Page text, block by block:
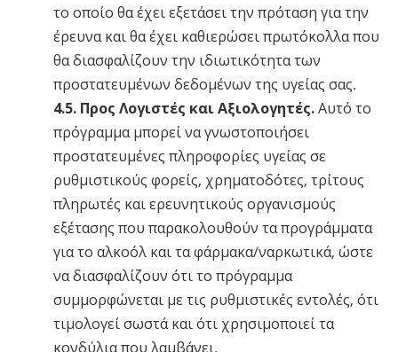
το οποίο θα έχει εξετάσει την πρόταση για την
έρευνα και θα έχει καθιερώσει πρωτόκολλα που
θα διασφαλίζουν την ιδιωτικότητα των
προστατευμένων δεδομένων της υγείας σας.
4.5. Προς Λογιστές και Αξιολογητές.Αυτό το
πρόγραμμα μπορεί να γνωστοποιήσει
προστατευμένες πληροφορίες υγείας σε
ρυθμιστικούς φορείς, χρηματοδότες, τρίτους
πληρωτές και ερευνητικούς οργανισμούς
εξέτασης που παρακολουθούν τα προγράμματα
για το αλκοόλ και τα φάρμακα/ναρκωτικά, ώστε
να διασφαλίζουν ότι το πρόγραμμα
συμμορφώνεται με τις ρυθμιστικές εντολές, ότι
τιμολογεί σωστά και ότι χρησιμοποιεί τα
κονδύλια που λαμβάνει.